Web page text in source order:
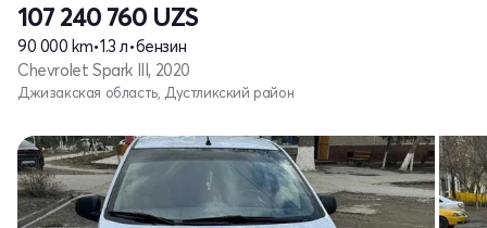
107 240 760 UZS
90 000 km•1.3 л•бензин
Chevrolet Spark III, 2020
Джизакская область, Дустликский район